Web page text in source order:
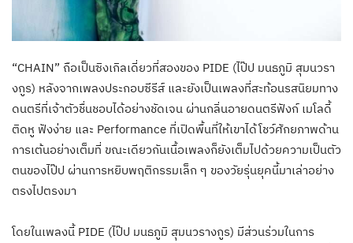
“CHAIN” ถือเป็นซิงเกิลเดี่ยวที่สองของ PIDE (ไป๊ป มนธภูมิ สุมนวรา
งกูร) หลังจากเพลงประกอบซีรีส์ และยังเป็นเพลงที่สะท้อนรสนิยมทาง
ดนตรีที่เจ้าตัวชื่นชอบได้อย่างชัดเจน ผ่านกลิ่นอายดนตรีฟังก์ เมโลดี้
ติดหู ฟังง่าย และ Performance ที่เปิดพื้นที่ให้เขาได้โชว์ศักยภาพด้าน
การเต้นอย่างเต็มที่ ขณะเดียวกันเนื้อเพลงก็ยังเต็มไปด้วยความเป็นตัว
ตนของไป๊ป ผ่านการหยิบพฤติกรรมเล็ก ๆ ของวัยรุ่นยุคนี้มาเล่าอย่าง
ตรงไปตรงมา
โดยในเพลงนี้ PIDE (ไป๊ป มนธภูมิ สุมนวรางกูร) มีส่วนร่วมในการ